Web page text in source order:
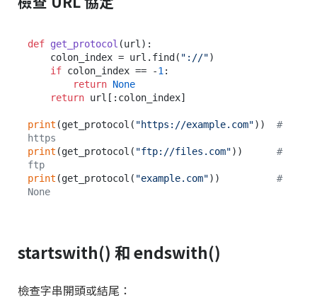
def get_protocol (url):
    colon_index = url.find(
"://")
if colon_index == -1:
return None
return url[:colon_index]
print (get_protocol( "https://example.com")) #
https
print (get_protocol( "ftp://files.com")) #
ftp
print (get_protocol( "example.com")) #
None
startswith() 和 endswith()
檢查字串開頭或結尾：